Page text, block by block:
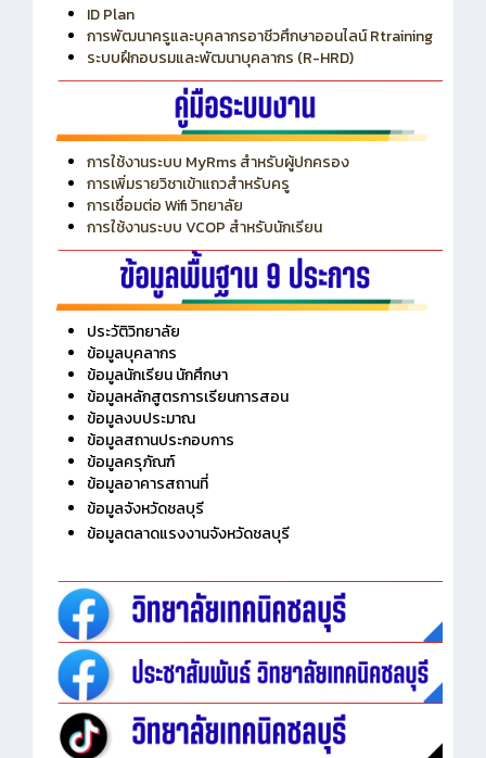
ID Plan
การพัฒนาครูและบุคลากรอาชีวศึกษาออนไลน์ Rtraining
ระบบฝึกอบรมและพัฒนาบุคลากร (R-HRD)
การใช้งานระบบ MyRms สำหรับผู้ปกครอง
การเพิ่มรายวิชาเข้าแถวสำหรับครู
การเชื่อมต่อ Wifi วิทยาลัย
การใช้งานระบบ VCOP สำหรับนักเรียน
ประวัติวิทยาลัย
ข้อมูลบุคลากร
ข้อมูลนักเรียน นักศึกษา
ข้อมูลหลักสูตรการเรียนการสอน
ข้อมูลงบประมาณ
ข้อมูลสถานประกอบการ
ข้อมูลครุภัณฑ์
ข้อมูลอาคารสถานที่
ข้อมูลจังหวัดชลบุรี
ข้อมูลตลาดแรงงานจังหวัดชลบุรี